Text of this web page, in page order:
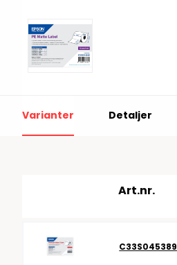
RFID Handdatorer
RFID Skrivare
Varianter Detaljer
Art.nr.
C33S045389